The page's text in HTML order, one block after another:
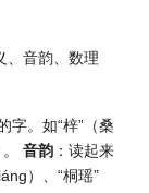
、音韵、数理
字。如“梓”（桑
音韵 ：读起来
）、“桐瑶”